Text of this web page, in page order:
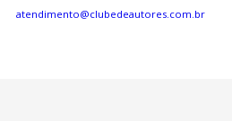
atendimento@clubedeautores.com.br